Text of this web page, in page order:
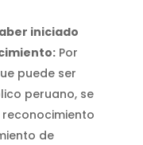
iniciado
Por
puede ser
peruano, se
de